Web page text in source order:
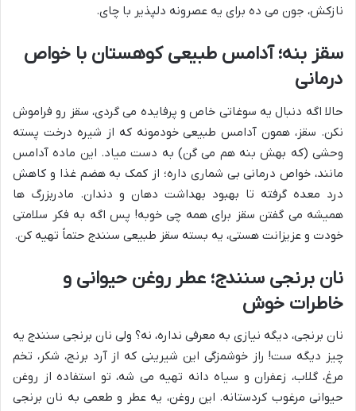
نازکش، جون می ده برای یه عصرونه دلپذیر با چای.
سقز بنه؛ آدامس طبیعی کوهستان با خواص
درمانی
حالا اگه دنبال یه سوغاتی خاص و پرفایده می گردی، سقز رو فراموش
نکن. سقز، همون آدامس طبیعی خودمونه که از شیره درخت پسته
وحشی (که بهش بنه هم می گن) به دست میاد. این ماده آدامس
مانند، خواص درمانی بی شماری داره؛ از کمک به هضم غذا و کاهش
درد معده گرفته تا بهبود بهداشت دهان و دندان. مادربزرگ ها
همیشه می گفتن سقز برای همه چی خوبه! پس اگه به فکر سلامتی
خودت و عزیزانت هستی، یه بسته سقز طبیعی سنندج حتماً تهیه کن.
نان برنجی سنندج؛ عطر روغن حیوانی و
خاطرات خوش
نان برنجی، دیگه نیازی به معرفی نداره، نه؟ ولی نان برنجی سنندج یه
چیز دیگه ست! راز خوشمزگی این شیرینی که از آرد برنج، شکر، تخم
مرغ، گلاب، زعفران و سیاه دانه تهیه می شه، تو استفاده از روغن
حیوانی مرغوب کردستانه. این روغن، یه عطر و طعمی به نان برنجی